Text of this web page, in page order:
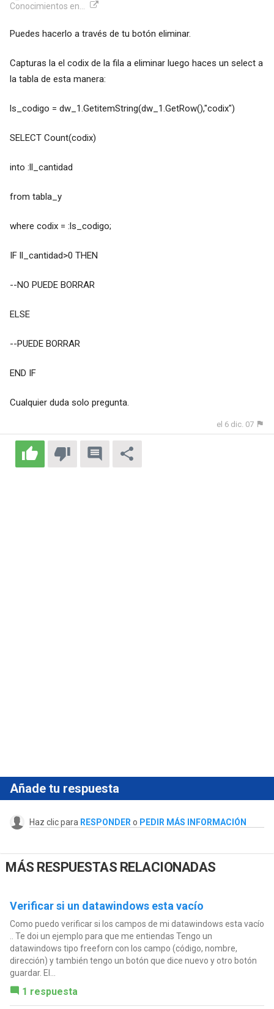
Conocimientos en...
Puedes hacerlo a través de tu botón eliminar.
Capturas la el codix de la fila a eliminar luego haces un select a
la tabla de esta manera:
ls_codigo = dw_1.GetitemString(dw_1.GetRow(),"codix")
SELECT Count(codix)
into :ll_cantidad
from tabla_y
where codix = :ls_codigo;
IF ll_cantidad>0 THEN
--NO PUEDE BORRAR
ELSE
--PUEDE BORRAR
END IF
Cualquier duda solo pregunta.
el 6 dic. 07
Añade tu respuesta
Haz clic para RESPONDER o PEDIR MÁS INFORMACIÓN
MÁS RESPUESTAS RELACIONADAS
Verificar si un datawindows esta vacío
Como puedo verificar si los campos de mi datawindows esta vacío
.. Te doi un ejemplo para que me entiendas Tengo un
datawindows tipo freeforn con los campo (código, nombre,
dirección) y también tengo un botón que dice nuevo y otro botón
guardar. El...
1 respuesta